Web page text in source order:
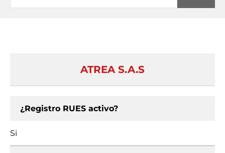
ATREA S.A.S
¿Registro RUES activo?
Si